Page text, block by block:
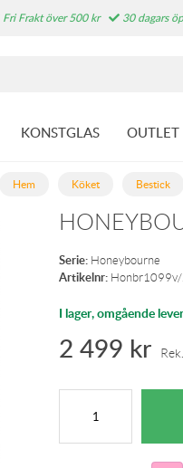
Fri Frakt över 500 kr 30 dagars
KONSTGLAS OUTLET
Hem Köket Bestick
Serie: Honeybourne
Artikelnr:
I lager, omgående
2 499 kr